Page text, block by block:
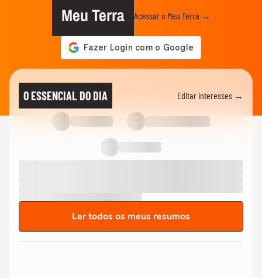
Meu Terra Acessar o Meu Terra →
O ESSENCIAL DO DIA Editar interesses →
Ler todos os meus resumos